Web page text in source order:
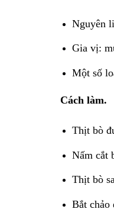
Nguyên
Gia vị:
Một số
Cách làm.
Thịt bò
Nấm cắt
Thịt bò
Bắt chảo